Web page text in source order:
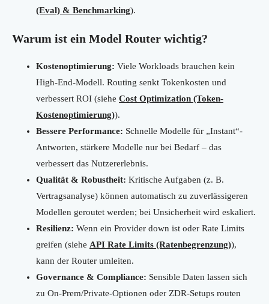
(Eval) & Benchmarking).
Warum ist ein Model Router wichtig?
Kostenoptimierung: Viele Workloads brauchen kein
High-End-Modell. Routing senkt Tokenkosten und
verbessert ROI (siehe Cost Optimization (Token-
Kostenoptimierung)).
Bessere Performance: Schnelle Modelle für „Instant“-
Antworten, stärkere Modelle nur bei Bedarf – das
verbessert das Nutzererlebnis.
Qualität & Robustheit: Kritische Aufgaben (z. B.
Vertragsanalyse) können automatisch zu zuverlässigeren
Modellen geroutet werden; bei Unsicherheit wird eskaliert.
Resilienz: Wenn ein Provider down ist oder Rate Limits
greifen (siehe API Rate Limits (Ratenbegrenzung)),
kann der Router umleiten.
Governance & Compliance: Sensible Daten lassen sich
zu On-Prem/Private-Optionen oder ZDR-Setups routen